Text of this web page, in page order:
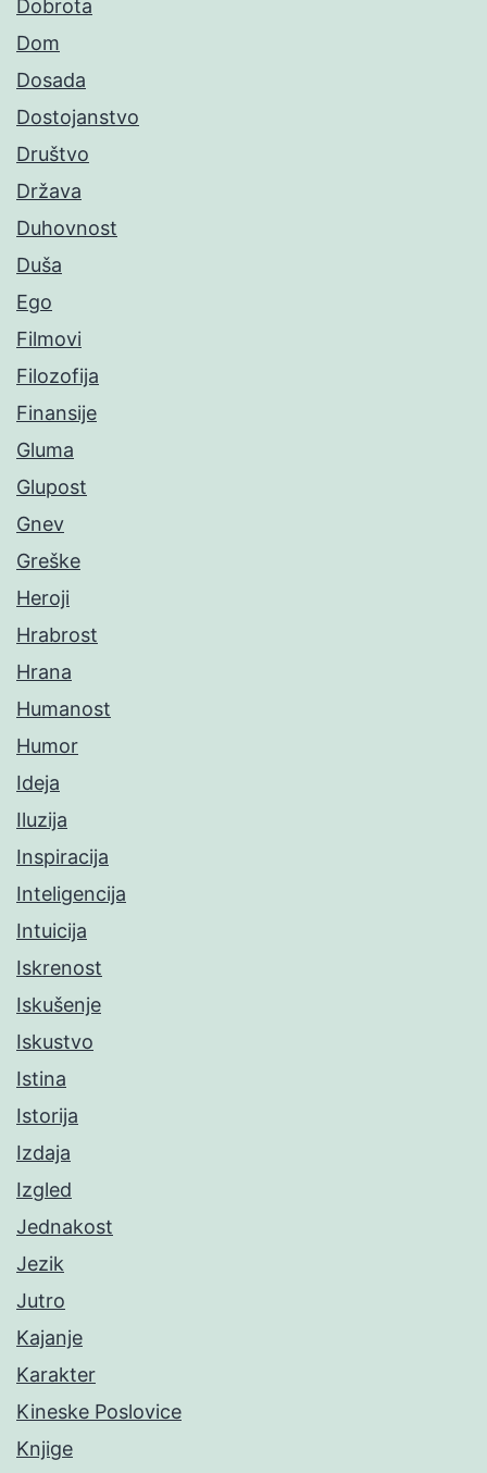
Dobrota
Dom
Dosada
Dostojanstvo
Društvo
Država
Duhovnost
Duša
Ego
Filmovi
Filozofija
Finansije
Gluma
Glupost
Gnev
Greške
Heroji
Hrabrost
Hrana
Humanost
Humor
Ideja
Iluzija
Inspiracija
Inteligencija
Intuicija
Iskrenost
Iskušenje
Iskustvo
Istina
Istorija
Izdaja
Izgled
Jednakost
Jezik
Jutro
Kajanje
Karakter
Kineske Poslovice
Knjige